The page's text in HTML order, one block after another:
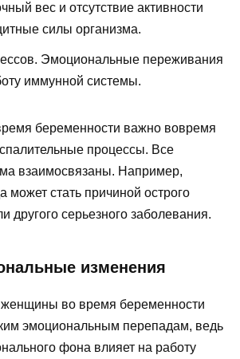
вес и отсутствие активности
силы организма.
Эмоциональные переживания
иммунной системы.
беременности важно вовремя
процессы. Все
взаимосвязаны. Например,
может стать причиной острого
другого серьезного заболевания.
изменения
женщины во время беременности
эмоциональным перепадам, ведь
фона влияет на работу